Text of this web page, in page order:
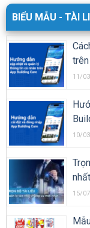
BIỂU MẪU - TÀI
11/
10/
nhất
15/